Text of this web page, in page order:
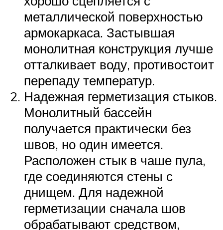
металлической поверхностью
армокаркаса. Застывшая
монолитная конструкция лучше
отталкивает воду, противостоит
перепаду температур.
Надежная герметизация стыков.
Монолитный бассейн
получается практически без
швов, но один имеется.
Расположен стык в чаше пула,
где соединяются стены с
днищем. Для надежной
герметизации сначала шов
обрабатывают средством,